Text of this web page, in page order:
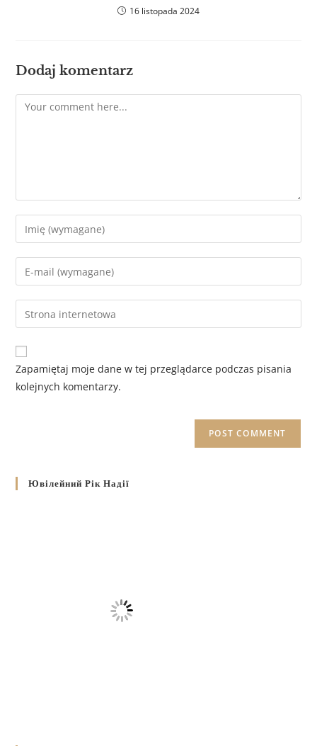
16 listopada 2024
Dodaj komentarz
Zapamiętaj moje dane w tej przeglądarce podczas pisania
kolejnych komentarzy.
Ювілейний Рік Надії